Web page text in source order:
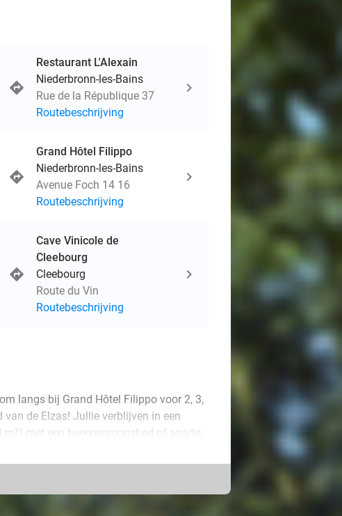
Restaurant L'Alexain
Niederbronn-les-Bains
Rue de la République 37
Routebeschrijving
Grand Hôtel Filippo
Niederbronn-les-Bains
Avenue Foch 14 16
Routebeschrijving
Cave Vinicole de
Cleebourg
Cleebourg
Route du Vin
Routebeschrijving
langs bij Grand Hôtel Filippo voor 2, 3,
de Elzas! Jullie verblijven in een
met een tweepersoonsbed of aparte
Bovendien kunnen jullie gratis